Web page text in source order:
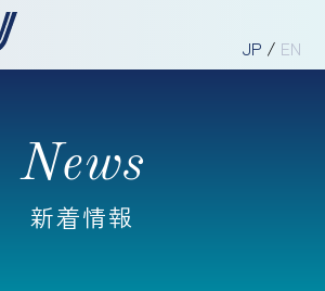
JP / EN
News
新着情報